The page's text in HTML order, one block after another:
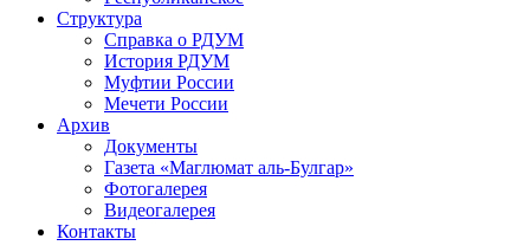
Структура
Справка о РДУМ
История РДУМ
Муфтии России
Мечети России
Архив
Документы
Газета «Маглюмат аль-Булгар»
Фотогалерея
Видеогалерея
Контакты